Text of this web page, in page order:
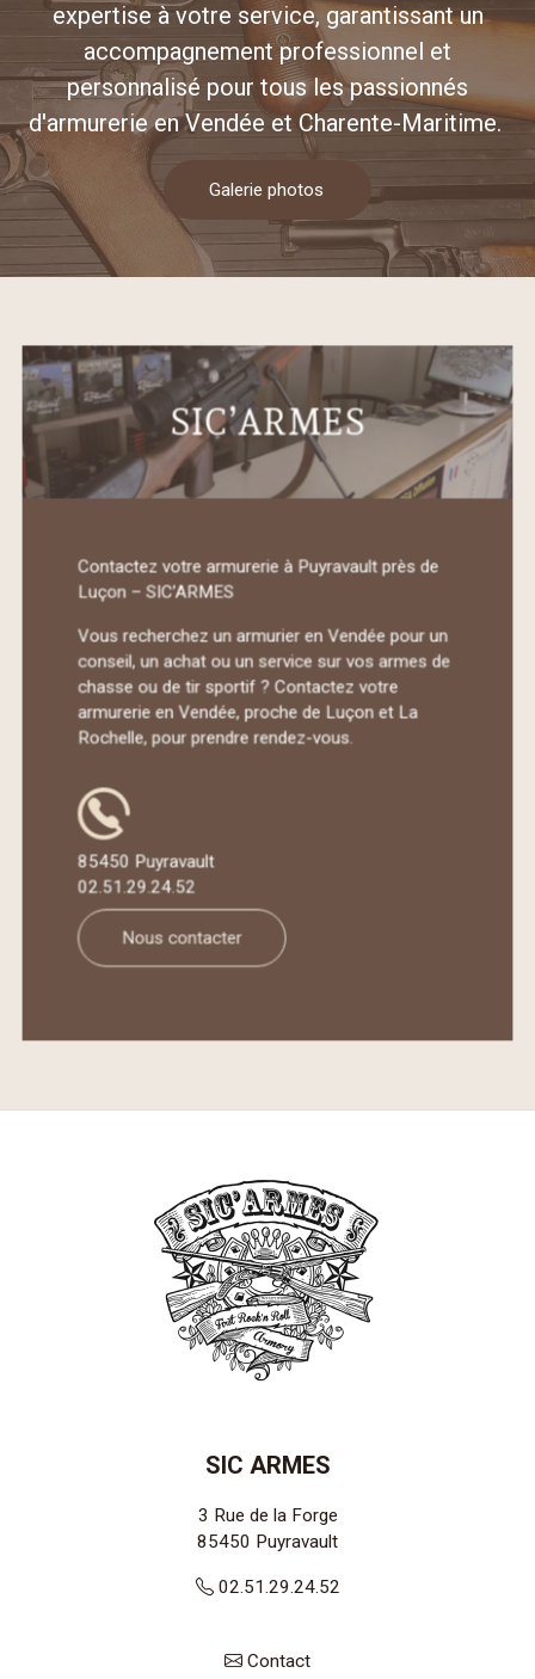
expertise à votre service, garantissant un
accompagnement professionnel et
personnalisé pour tous les passionnés
d'armurerie en Vendée et Charente-Maritime.
Galerie photos
SIC’ARMES
Contactez votre armurerie à Puyravault près de
Luçon – SIC’ARMES
Vous recherchez un armurier en Vendée pour un
conseil, un achat ou un service sur vos armes de
chasse ou de tir sportif ? Contactez votre
armurerie en Vendée, proche de Luçon et La
Rochelle, pour prendre rendez-vous.
85450 Puyravault
02.51.29.24.52
Nous contacter
SIC ARMES
3 Rue de la Forge
85450 Puyravault
02.51.29.24.52
Contact